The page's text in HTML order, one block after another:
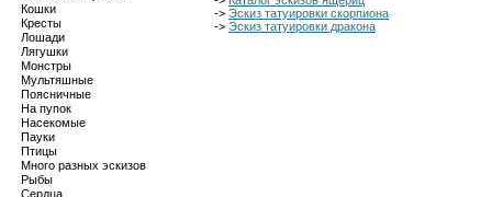
Кошки
Кресты
Лошади
Лягушки
Монстры
Мультяшные
Поясничные
На пупок
Насекомые
Пауки
Птицы
Много разных эскизов
Рыбы
Сердца
-> Эскиз татуировки скорпиона
-> Эскиз татуировки дракона